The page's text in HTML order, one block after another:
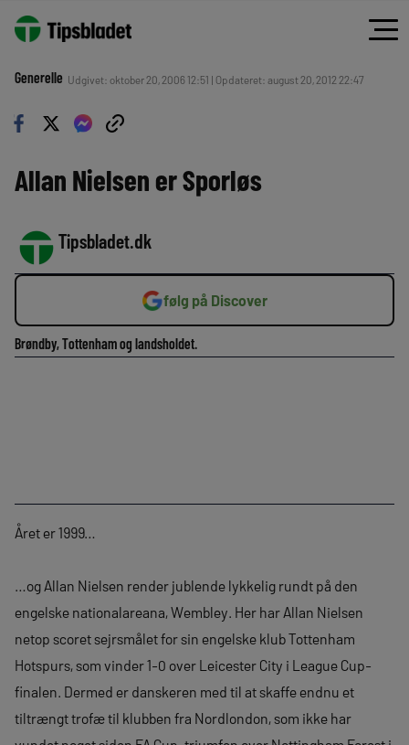
Generelle Udgivet: oktober 20, 2006 12:51 | Opdateret: august 20, 2012 22:47
Allan Nielsen er Sporløs
Tipsbladet.dk
følg på Discover
Brøndby, Tottenham og landsholdet.
Året er 1999…
…og Allan Nielsen render jublende lykkelig rundt på den
engelske nationalareana, Wembley. Her har Allan Nielsen
netop scoret sejrsmålet for sin engelske klub Tottenham
Hotspurs, som vinder 1-0 over Leicester City i League Cup-
finalen. Dermed er danskeren med til at skaffe endnu et
tiltrængt trofæ til klubben fra Nordlondon, som ikke har